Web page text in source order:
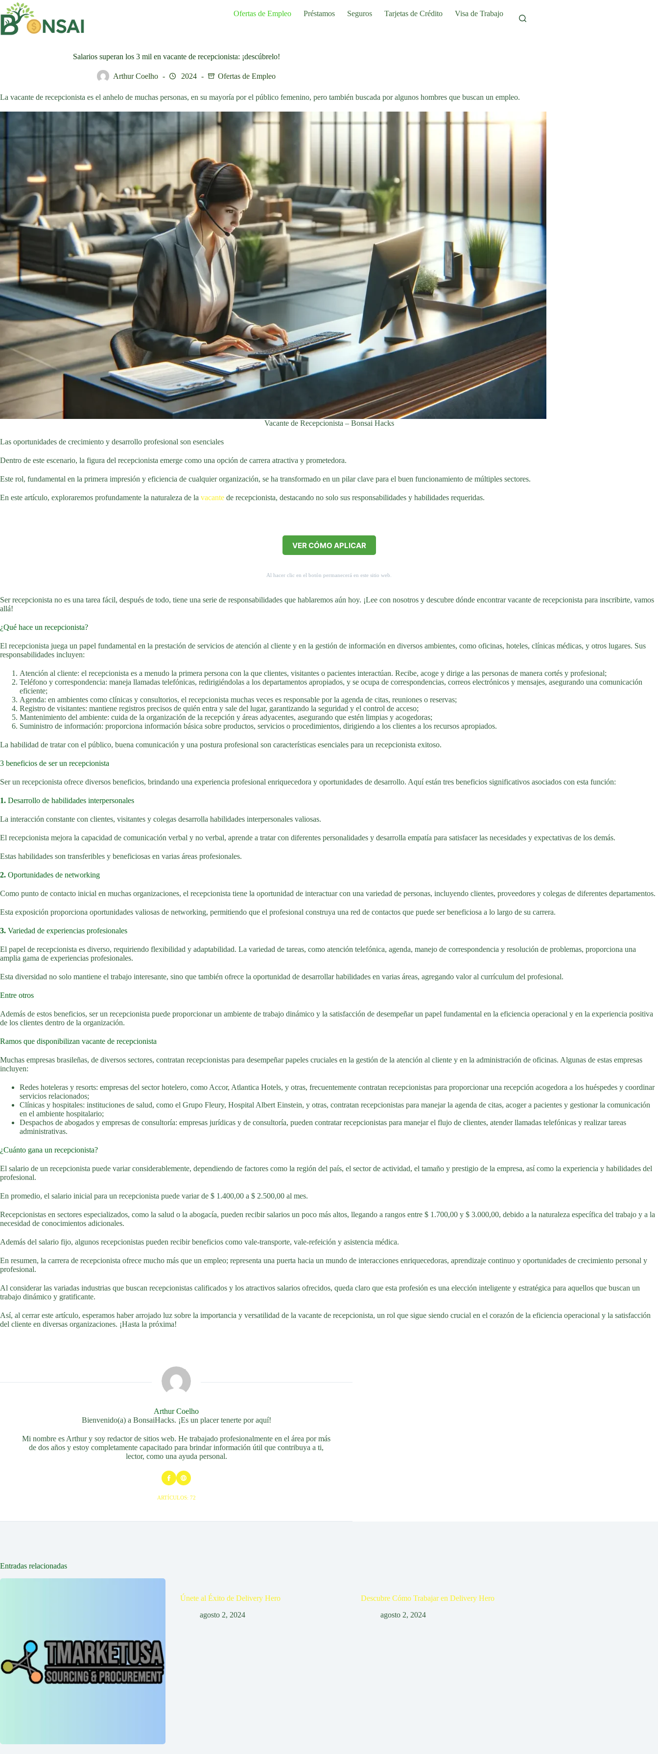
Saltar
al
contenido
Ofertas de Empleo Préstamos Seguros Tarjetas de Crédito Visa de Trabajo
Salarios superan los 3 mil en vacante de recepcionista: ¡descúbrelo!
Arthur Coelho 2024 Ofertas de Empleo
La vacante de recepcionista es el anhelo de muchas personas, en su mayoría por el público femenino, pero también buscada por algunos hombres que buscan un empleo.
Vacante de Recepcionista – Bonsai Hacks
Las oportunidades de crecimiento y desarrollo profesional son esenciales
Dentro de este escenario, la figura del recepcionista emerge como una opción de carrera atractiva y prometedora.
Este rol, fundamental en la primera impresión y eficiencia de cualquier organización, se ha transformado en un pilar clave para el buen funcionamiento de múltiples sectores.
En este artículo, exploraremos profundamente la naturaleza de la vacante de recepcionista, destacando no solo sus responsabilidades y habilidades requeridas.
VER CÓMO APLICAR
Al hacer clic en el botón permanecerá en este sitio web.
Ser recepcionista no es una tarea fácil, después de todo, tiene una serie de responsabilidades que hablaremos aún hoy. ¡Lee con nosotros y descubre dónde encontrar vacante de recepcionista para inscribirte, vamos
allá!
¿Qué hace un recepcionista?
El recepcionista juega un papel fundamental en la prestación de servicios de atención al cliente y en la gestión de información en diversos ambientes, como oficinas, hoteles, clínicas médicas, y otros lugares. Sus
responsabilidades incluyen:
Atención al cliente: el recepcionista es a menudo la primera persona con la que clientes, visitantes o pacientes interactúan. Recibe, acoge y dirige a las personas de manera cortés y profesional;
Teléfono y correspondencia: maneja llamadas telefónicas, redirigiéndolas a los departamentos apropiados, y se ocupa de correspondencias, correos electrónicos y mensajes, asegurando una comunicación
eficiente;
Agenda: en ambientes como clínicas y consultorios, el recepcionista muchas veces es responsable por la agenda de citas, reuniones o reservas;
Registro de visitantes: mantiene registros precisos de quién entra y sale del lugar, garantizando la seguridad y el control de acceso;
Mantenimiento del ambiente: cuida de la organización de la recepción y áreas adyacentes, asegurando que estén limpias y acogedoras;
Suministro de información: proporciona información básica sobre productos, servicios o procedimientos, dirigiendo a los clientes a los recursos apropiados.
La habilidad de tratar con el público, buena comunicación y una postura profesional son características esenciales para un recepcionista exitoso.
3 beneficios de ser un recepcionista
Ser un recepcionista ofrece diversos beneficios, brindando una experiencia profesional enriquecedora y oportunidades de desarrollo. Aquí están tres beneficios significativos asociados con esta función:
1. Desarrollo de habilidades interpersonales
La interacción constante con clientes, visitantes y colegas desarrolla habilidades interpersonales valiosas.
El recepcionista mejora la capacidad de comunicación verbal y no verbal, aprende a tratar con diferentes personalidades y desarrolla empatía para satisfacer las necesidades y expectativas de los demás.
Estas habilidades son transferibles y beneficiosas en varias áreas profesionales.
2. Oportunidades de networking
Como punto de contacto inicial en muchas organizaciones, el recepcionista tiene la oportunidad de interactuar con una variedad de personas, incluyendo clientes, proveedores y colegas de diferentes departamentos.
Esta exposición proporciona oportunidades valiosas de networking, permitiendo que el profesional construya una red de contactos que puede ser beneficiosa a lo largo de su carrera.
3. Variedad de experiencias profesionales
El papel de recepcionista es diverso, requiriendo flexibilidad y adaptabilidad. La variedad de tareas, como atención telefónica, agenda, manejo de correspondencia y resolución de problemas, proporciona una
amplia gama de experiencias profesionales.
Esta diversidad no solo mantiene el trabajo interesante, sino que también ofrece la oportunidad de desarrollar habilidades en varias áreas, agregando valor al currículum del profesional.
Entre otros
Además de estos beneficios, ser un recepcionista puede proporcionar un ambiente de trabajo dinámico y la satisfacción de desempeñar un papel fundamental en la eficiencia operacional y en la experiencia positiva
de los clientes dentro de la organización.
Ramos que disponibilizan vacante de recepcionista
Muchas empresas brasileñas, de diversos sectores, contratan recepcionistas para desempeñar papeles cruciales en la gestión de la atención al cliente y en la administración de oficinas. Algunas de estas empresas
incluyen:
Redes hoteleras y resorts: empresas del sector hotelero, como Accor, Atlantica Hotels, y otras, frecuentemente contratan recepcionistas para proporcionar una recepción acogedora a los huéspedes y coordinar
servicios relacionados;
Clínicas y hospitales: instituciones de salud, como el Grupo Fleury, Hospital Albert Einstein, y otras, contratan recepcionistas para manejar la agenda de citas, acoger a pacientes y gestionar la comunicación
en el ambiente hospitalario;
Despachos de abogados y empresas de consultoría: empresas jurídicas y de consultoría, pueden contratar recepcionistas para manejar el flujo de clientes, atender llamadas telefónicas y realizar tareas
administrativas.
¿Cuánto gana un recepcionista?
El salario de un recepcionista puede variar considerablemente, dependiendo de factores como la región del país, el sector de actividad, el tamaño y prestigio de la empresa, así como la experiencia y habilidades del
profesional.
En promedio, el salario inicial para un recepcionista puede variar de $ 1.400,00 a $ 2.500,00 al mes.
Recepcionistas en sectores especializados, como la salud o la abogacía, pueden recibir salarios un poco más altos, llegando a rangos entre $ 1.700,00 y $ 3.000,00, debido a la naturaleza específica del trabajo y a la
necesidad de conocimientos adicionales.
Además del salario fijo, algunos recepcionistas pueden recibir beneficios como vale-transporte, vale-refeición y asistencia médica.
En resumen, la carrera de recepcionista ofrece mucho más que un empleo; representa una puerta hacia un mundo de interacciones enriquecedoras, aprendizaje continuo y oportunidades de crecimiento personal y
profesional.
Al considerar las variadas industrias que buscan recepcionistas calificados y los atractivos salarios ofrecidos, queda claro que esta profesión es una elección inteligente y estratégica para aquellos que buscan un
trabajo dinámico y gratificante.
Así, al cerrar este artículo, esperamos haber arrojado luz sobre la importancia y versatilidad de la vacante de recepcionista, un rol que sigue siendo crucial en el corazón de la eficiencia operacional y la satisfacción
del cliente en diversas organizaciones. ¡Hasta la próxima!
Arthur Coelho
Bienvenido(a) a BonsaiHacks. ¡Es un placer tenerte por aquí!
Mi nombre es Arthur y soy redactor de sitios web. He trabajado profesionalmente en el área por más
de dos años y estoy completamente capacitado para brindar información útil que contribuya a ti,
lector, como una ayuda personal.
ARTÍCULOS: 72
Entradas relacionadas
Únete al Éxito de Delivery Hero
agosto 2, 2024
Descubre Cómo Trabajar en Delivery Hero
agosto 2, 2024